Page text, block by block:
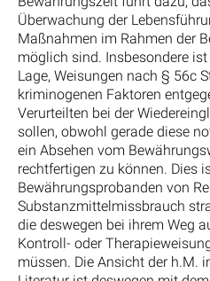
Überwachung der
Maßnahmen im Rahmen der
möglich sind. Insbesondere
Lage, Weisungen nach § 56c
kriminogenen Faktoren
Verurteilten bei der
sollen, obwohl gerade diese
ein Absehen vom
rechtfertigen zu können. Dies
Bewährungsprobanden von
Substanzmittelmissbrauch
die deswegen bei ihrem Weg
Kontroll- oder
müssen. Die Ansicht der h.M.